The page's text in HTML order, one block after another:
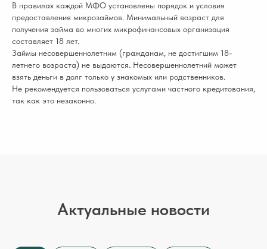
В правилах каждой МФО установлены порядок и условия
предоставления микрозаймов. Минимальный возраст для
получения займа во многих микрофинансовых организация
составляет 18 лет.
Займы несовершеннолетним (гражданам, не достигшим 18-
летнего возраста) не выдаются. Несовершеннолетний может
взять деньги в долг только у знакомых или родственников.
Не рекомендуется пользоваться услугами частного кредитования,
так как это незаконно.
Актуальные новости